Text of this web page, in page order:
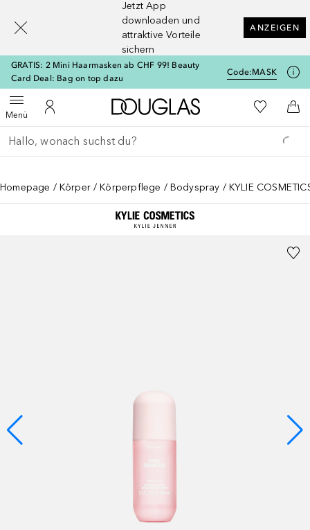
Jetzt App
downloaden und
attraktive Vorteile
sichern
ANZEIGEN
GRATIS: 2 Mini Haarmasken ab CHF 99! Beauty
Card Deal: Bag on top dazu
Code:MASK
MenüMenü öffnenZu Meinem Kundenkonto
Zur Douglas Startseite
Zu Meiner
Gehe zurück
Suche ausführen
Homepage Körper Körperpflege Bodyspray KYLIE
[navigation.slideout.screenreader]